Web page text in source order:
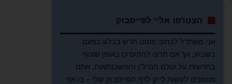
הצטרפו אליי לפייסבוק
אני משתדל לכתוב פוסט חדש בבלוג כפעם
בשבוע, אך אם תרצו להתעדכן באופן שוטף
בחדשות על עולם הנדל"ן והמשכנתאות, אתם
מוזמנים לעשות לייק לדף הפייסבוק שלי – בו אני